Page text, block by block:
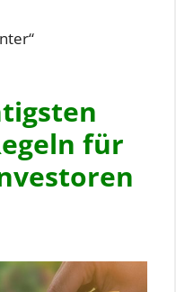
für